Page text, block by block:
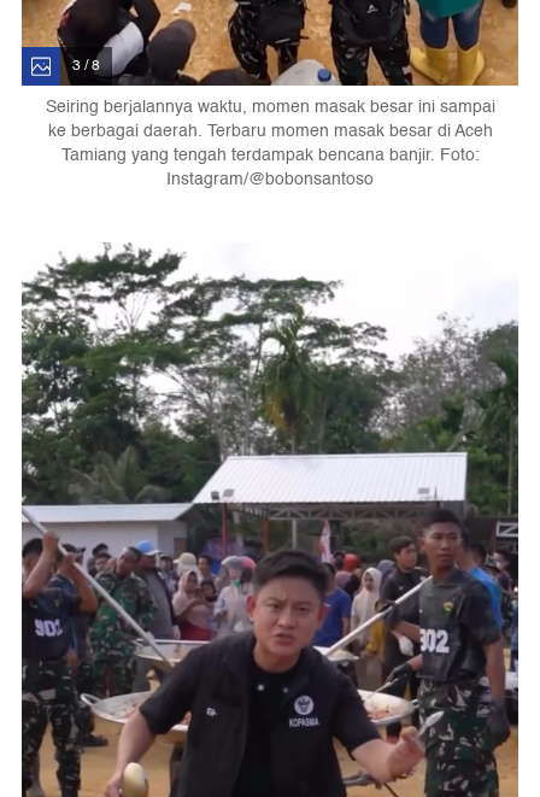
3 / 8
Seiring berjalannya waktu, momen masak besar ini sampai
ke berbagai daerah. Terbaru momen masak besar di Aceh
Tamiang yang tengah terdampak bencana banjir. Foto:
Instagram/@bobonsantoso